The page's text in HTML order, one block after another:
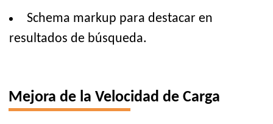
Schema markup para destacar en
resultados de búsqueda.
Mejora de la Velocidad de Carga